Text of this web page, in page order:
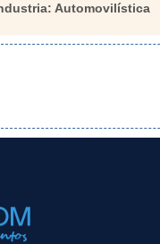
Automovilística